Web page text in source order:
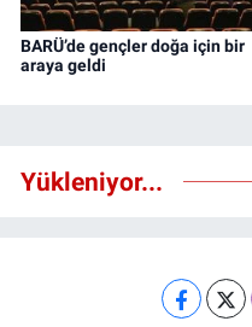
BARÜ’de gençler doğa için bir
araya geldi
Yükleniyor...